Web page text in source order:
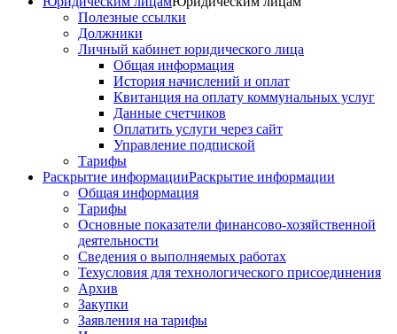
Полезные ссылки
Должники
Личный кабинет юридического лица
Общая информация
История начислений и оплат
Квитанция на оплату коммунальных услуг
Данные счетчиков
Оплатить услуги через сайт
Управление подпиской
Тарифы
Раскрытие информацииРаскрытие информации
Общая информация
Тарифы
Основные показатели финансово-хозяйственной
деятельности
Сведения о выполняемых работах
Техусловия для технологического присоединения
Архив
Закупки
Заявления на тарифы